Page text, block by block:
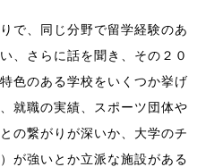
で、同じ分野で留学経験のあ
、さらに話を聞き、その２０
色のある学校をいくつか挙げ
就職の実績、スポーツ団体や
の繋がりが深いか、大学のチ
が強いとか立派な施設がある